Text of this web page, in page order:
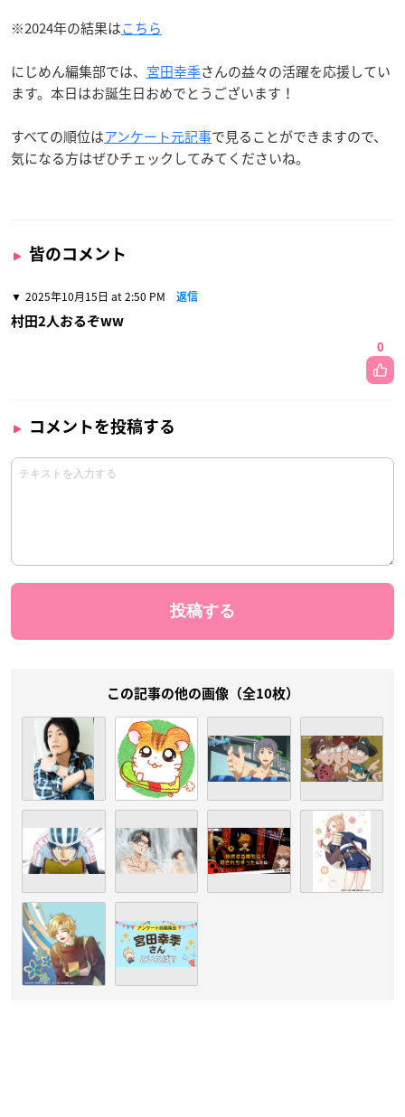
※2024年の結果はこちら
にじめん編集部では、 宮田幸季さんの益々の活躍を応援してい
ます。本日はお誕生日おめでとうございます！
すべての順位はアンケート元記事で見ることができますので、
気になる方はぜひチェックしてみてくださいね。
皆のコメント
2025年10月15日 at 2:50 PM 返信
村田2人おるぞww
0
コメントを投稿する
この記事の他の画像（全10枚）